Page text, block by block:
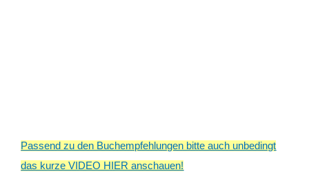
Passend zu den Buchempfehlungen bitte auch unbedingt
das kurze VIDEO HIER anschauen!